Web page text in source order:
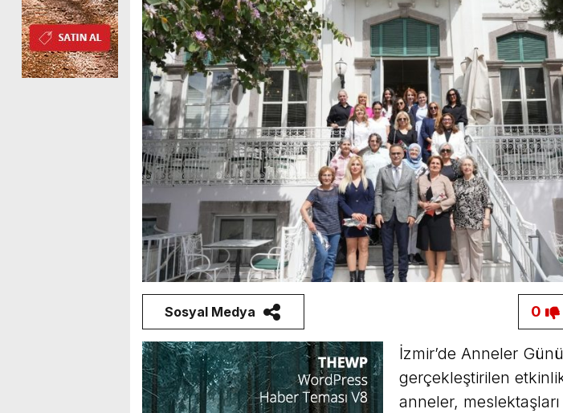
Sosyal Medya 0
İzmir’de Anneler
gerçekleştirilen
anneler,